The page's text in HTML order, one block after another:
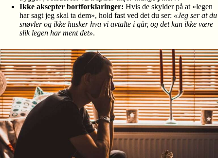
Ikke aksepter bortforklaringer: Hvis de skylder på at «legen
har sagt jeg skal ta dem», hold fast ved det du ser: «Jeg ser at du
snøvler og ikke husker hva vi avtalte i går, og det kan ikke være
slik legen har ment det».